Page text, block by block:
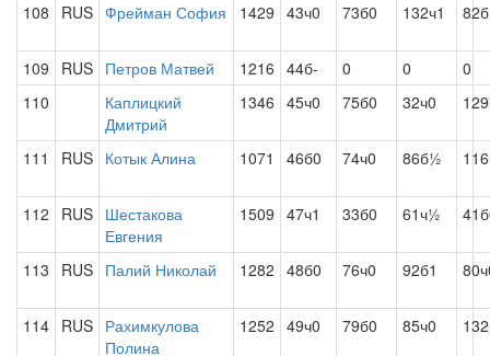
108 RUS Фрейман София 1429 43ч0 73б0 132ч1
109 RUS Петров Матвей 1216 44б- 0 0
0
110
Каплицкий
Дмитрий
1346 45ч0 75б0 32ч0
111 RUS Котык Алина 1071 46б0 74ч0 86б½
112 RUS Шестакова
Евгения
1509 47ч1 33б0 61ч½
113 RUS Палий Николай 1282 48б0 76ч0 92б1
114 RUS Рахимкулова
Полина
1252 49ч0 79б0 85ч0